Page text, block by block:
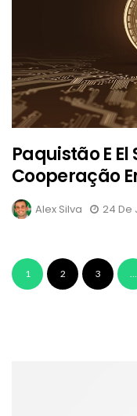
Paquistão E
Cooperação
Alex Silva 24 De
1 2 3